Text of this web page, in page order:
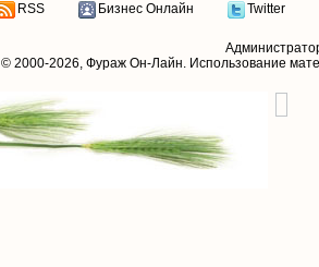
RSS Бизнес Онлайн Twitter
© 2000-2026, Фураж Он-Лайн. Использование